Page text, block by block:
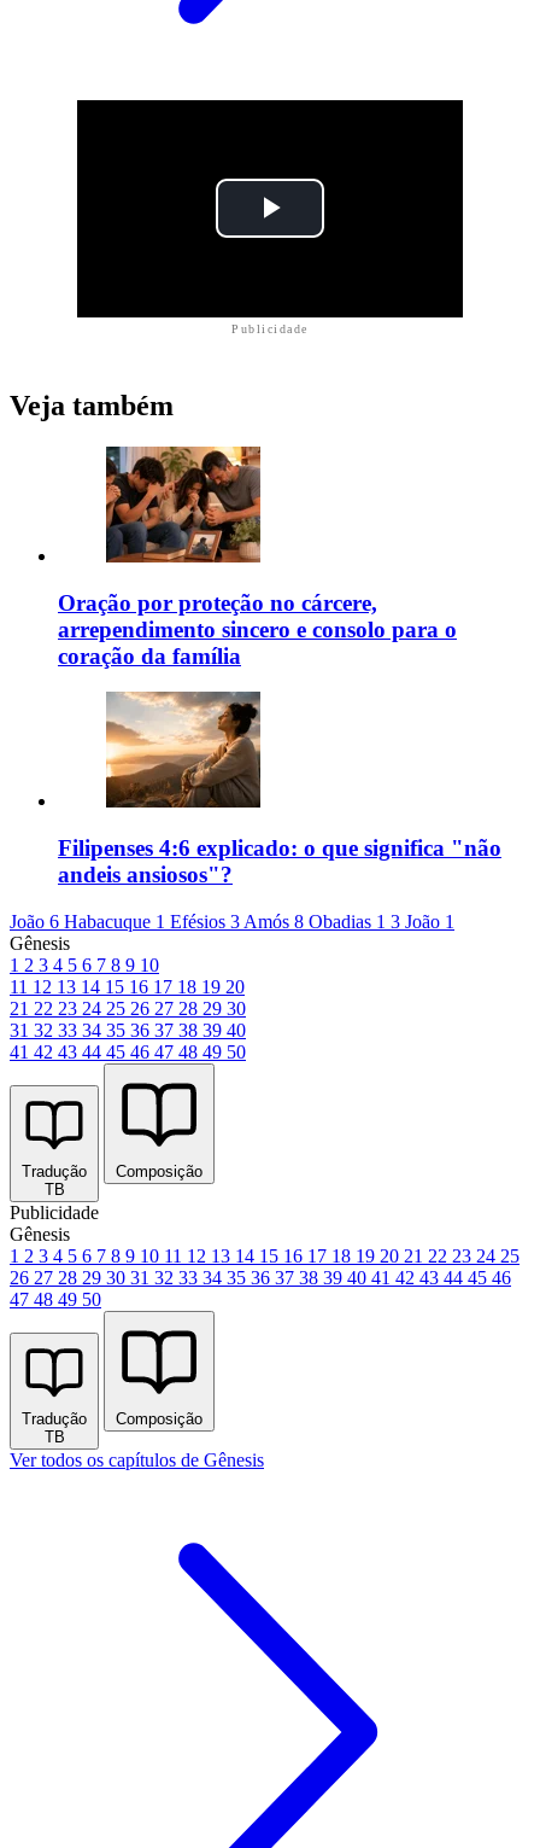
Publicidade
Veja também
Oração por proteção no cárcere,
arrependimento sincero e consolo para o
coração da família
Filipenses 4:6 explicado: o que significa "não
andeis ansiosos"?
João 6 Habacuque 1 Efésios 3 Amós 8 Obadias 1 3 João 1
Gênesis
1 2 3 4 5 6 7 8 9 10
11 12 13 14 15 16 17 18 19 20
21 22 23 24 25 26 27 28 29 30
31 32 33 34 35 36 37 38 39 40
41 42 43 44 45 46 47 48 49 50
Tradução
TB
Composição
Publicidade
Gênesis
1 2 3 4 5 6 7 8 9 10 11 12 13 14 15 16 17 18 19 20 21 22 23 24 25
26 27 28 29 30 31 32 33 34 35 36 37 38 39 40 41 42 43 44 45 46
47 48 49 50
Tradução
TB
Composição
Ver todos os capítulos de Gênesis